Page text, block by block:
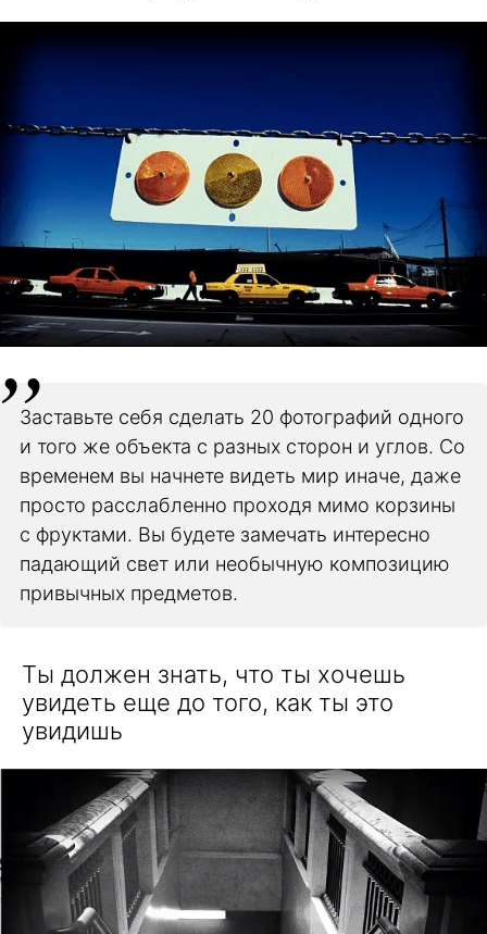
Заставьте себя сделать 20 фотографий одного
и того же объекта с разных сторон и углов. Со
временем вы начнете видеть мир иначе, даже
просто расслабленно проходя мимо корзины
с фруктами. Вы будете замечать интересно
падающий свет или необычную композицию
привычных предметов.
Ты должен знать, что ты хочешь
увидеть еще до того, как ты это
увидишь